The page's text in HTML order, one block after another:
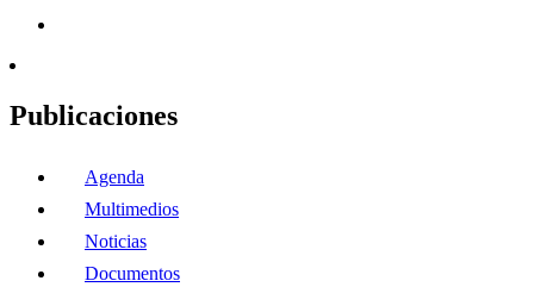
Publicaciones
Agenda
Multimedios
Noticias
Documentos